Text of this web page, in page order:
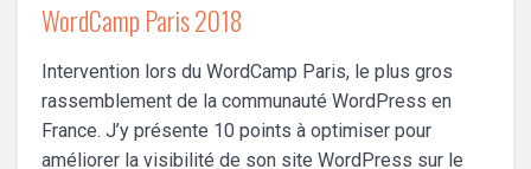
WordCamp Paris 2018
Intervention lors du WordCamp Paris, le plus gros
rassemblement de la communauté WordPress en
France. J’y présente 10 points à optimiser pour
améliorer la visibilité de son site WordPress sur le